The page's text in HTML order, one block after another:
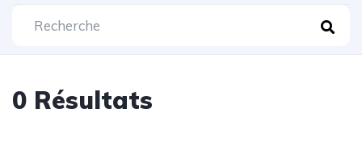
0 Résultats